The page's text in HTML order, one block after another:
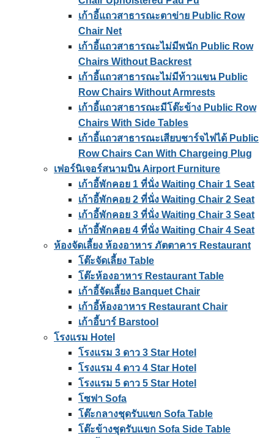
เก้าอี้แถวสาธารณะตาข่าย Public Row
Chair Net
เก้าอี้แถวสาธารณะไม่มีพนัก Public Row
Chairs Without Backrest
เก้าอี้แถวสาธารณะไม่มีท้าวแขน Public
Row Chairs Without Armrests
เก้าอี้แถวสาธารณะมีโต๊ะข้าง Public Row
Chairs With Side Tables
เก้าอี้แถวสาธารณะเสียบชาร์จไฟได้ Public
Row Chairs Can With Chargeing Plug
เฟอร์นิเจอร์สนามบิน Airport Furniture
เก้าอี้พักคอย 1 ที่นั่ง Waiting Chair 1 Seat
เก้าอี้พักคอย 2 ที่นั่ง Waiting Chair 2 Seat
เก้าอี้พักคอย 3 ที่นั่ง Waiting Chair 3 Seat
เก้าอี้พักคอย 4 ที่นั่ง Waiting Chair 4 Seat
ห้องจัดเลี้ยง ห้องอาหาร ภัตตาคาร Restaurant
โต๊ะจัดเลี้ยง Table
โต๊ะห้องอาหาร Restaurant Table
เก้าอี้จัดเลี้ยง Banquet Chair
เก้าอี้ห้องอาหาร Restaurant Chair
เก้าอี้บาร์ Barstool
โรงแรม Hotel
โรงแรม 3 ดาว 3 Star Hotel
โรงแรม 4 ดาว 4 Star Hotel
โรงแรม 5 ดาว 5 Star Hotel
โซฟา Sofa
โต๊ะกลางชุดรับแขก Sofa Table
โต๊ะข้างชุดรับแขก Sofa Side Table